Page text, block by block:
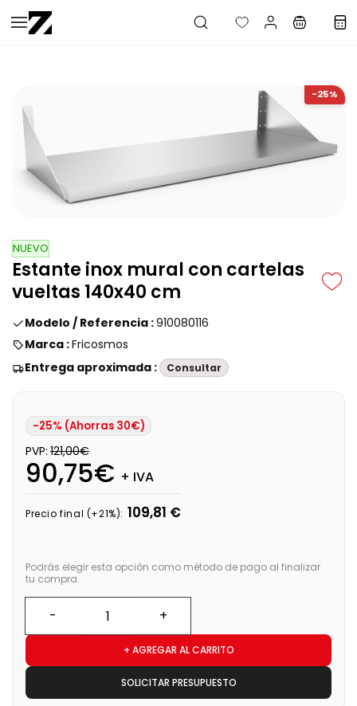
Saltar al
contenido
-25%
NUEVO
Estante inox mural con cartelas
vueltas 140x40 cm
Modelo / Referencia :910080116
Marca :Fricosmos
Entrega aproximada :
Consultar
-25% (Ahorras 30€)
PVP: 121,00€
90,75€ + IVA
Precio final (+21%): 109,81 €
Podrás elegir esta opción como método de pago al finalizar
tu compra.
+ AGREGAR AL CARRITO
SOLICITAR PRESUPUESTO